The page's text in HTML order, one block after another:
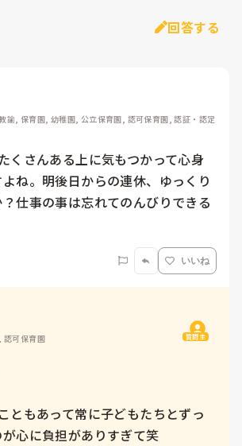
回答する
諭, 保育園, 幼稚園, 公立保育園, 認可保育園, 認証・認定
くさんある上に気もつかって心身
ね。明後日からの連休、ゆっくり
仕事の事は忘れてのんびりできる
いいね
認可保育園 質問主
ともあって常に子どもたちとずっ
心に負担がありすぎて笑